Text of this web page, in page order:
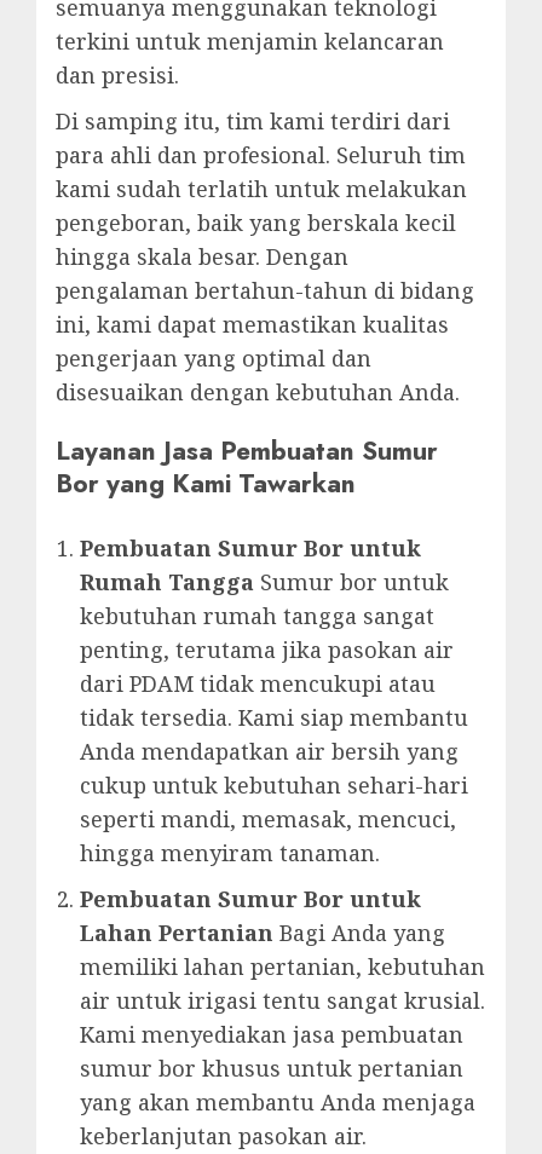
semuanya menggunakan teknologi
terkini untuk menjamin kelancaran
dan presisi.
Di samping itu, tim kami terdiri dari
para ahli dan profesional. Seluruh tim
kami sudah terlatih untuk melakukan
pengeboran, baik yang berskala kecil
hingga skala besar. Dengan
pengalaman bertahun-tahun di bidang
ini, kami dapat memastikan kualitas
pengerjaan yang optimal dan
disesuaikan dengan kebutuhan Anda.
Layanan Jasa Pembuatan Sumur
Bor yang Kami Tawarkan
Pembuatan Sumur Bor untuk
Rumah Tangga Sumur bor untuk
kebutuhan rumah tangga sangat
penting, terutama jika pasokan air
dari PDAM tidak mencukupi atau
tidak tersedia. Kami siap membantu
Anda mendapatkan air bersih yang
cukup untuk kebutuhan sehari-hari
seperti mandi, memasak, mencuci,
hingga menyiram tanaman.
Pembuatan Sumur Bor untuk
Lahan Pertanian Bagi Anda yang
memiliki lahan pertanian, kebutuhan
air untuk irigasi tentu sangat krusial.
Kami menyediakan jasa pembuatan
sumur bor khusus untuk pertanian
yang akan membantu Anda menjaga
keberlanjutan pasokan air.